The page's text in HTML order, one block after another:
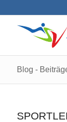
Blog -